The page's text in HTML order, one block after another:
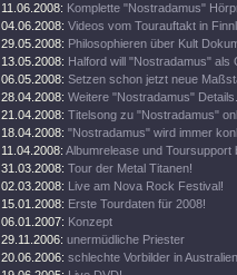
11.06.2008: Komplette "Nostradamus"
04.06.2008: Videos vom Tourauftakt in
29.05.2008: Philosophieren über Kult
13.05.2008: Halford will "Nostradamus" als
06.05.2008: Setzen schon jetzt neue
28.04.2008: Weitere "Nostradamus" Details.
21.04.2008: Titelsong zu "Nostradamus"
18.04.2008: "Nostradamus" wird immer
11.04.2008: Albumrelease und Toursupport
31.03.2008: Tour der Metal Titanen!
02.03.2008: Live am Nova Rock Festival!
15.01.2008: Erste Tourdaten für 2008!
06.01.2007: Konzept
29.11.2006: unermüdliche Priester
20.06.2006: schlechte Vorbilder in